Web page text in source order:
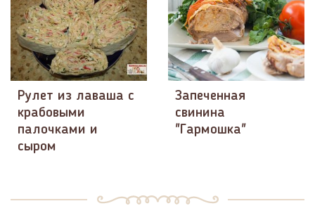
Рулет из лаваша с
крабовыми
палочками и
сыром
Запеченная
свинина
"Гармошка"